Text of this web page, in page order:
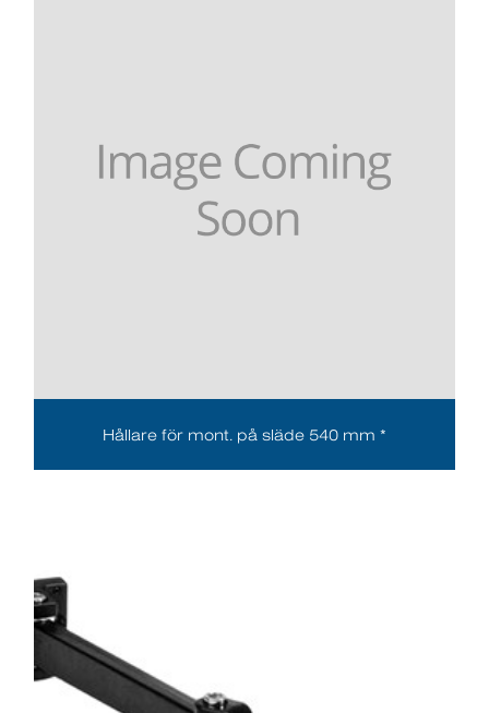
Hållare för mont. på släde 540 mm *